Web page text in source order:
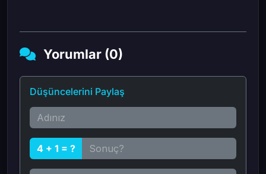
Yorumlar (0)
Düşüncelerini Paylaş
4 + 1 = ?